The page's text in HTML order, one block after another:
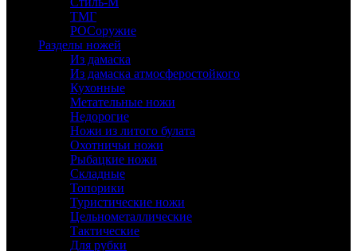
ТМГ
РОСоружие
Разделы ножей
Из дамаска
Из дамаска атмосферостойкого
Кухонные
Метательные ножи
Недорогие
Ножи из литого булата
Охотничьи ножи
Рыбацкие ножи
Складные
Топорики
Туристические ножи
Цельнометаллические
Тактические
Для рубки